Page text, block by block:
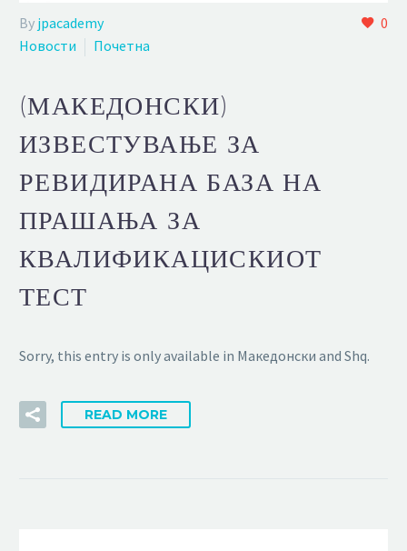
0
By jpacademy
Новости
Почетна
(МАКЕДОНСКИ)
ИЗВЕСТУВАЊЕ ЗА
РЕВИДИРАНА БАЗА НА
ПРАШАЊА ЗА
КВАЛИФИКАЦИСКИОТ
ТЕСТ
Sorry, this entry is only available in Македонски and Shq.
READ MORE